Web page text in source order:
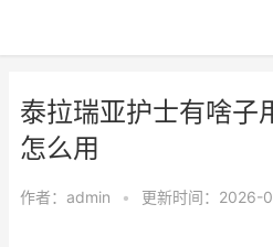
泰拉瑞亚护士有啥子
怎么用
作者： admin • 更新时间：2026-